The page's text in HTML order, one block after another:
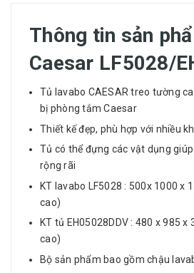
Thông tin sản
Caesar LF5028/
Tủ lavabo CAESAR treo tường
bị phòng tắm Caesar
Thiết kế đẹp, phù hợp với nhiều
Tủ có thể đựng các vật dụng
rộng rãi
KT lavabo LF5028 : 500x 1000 x
cao)
KT tủ EH05028DDV : 480 x 985
cao)
Bộ sản phẩm bao gồm chậu